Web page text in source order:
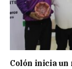
Colón inicia un